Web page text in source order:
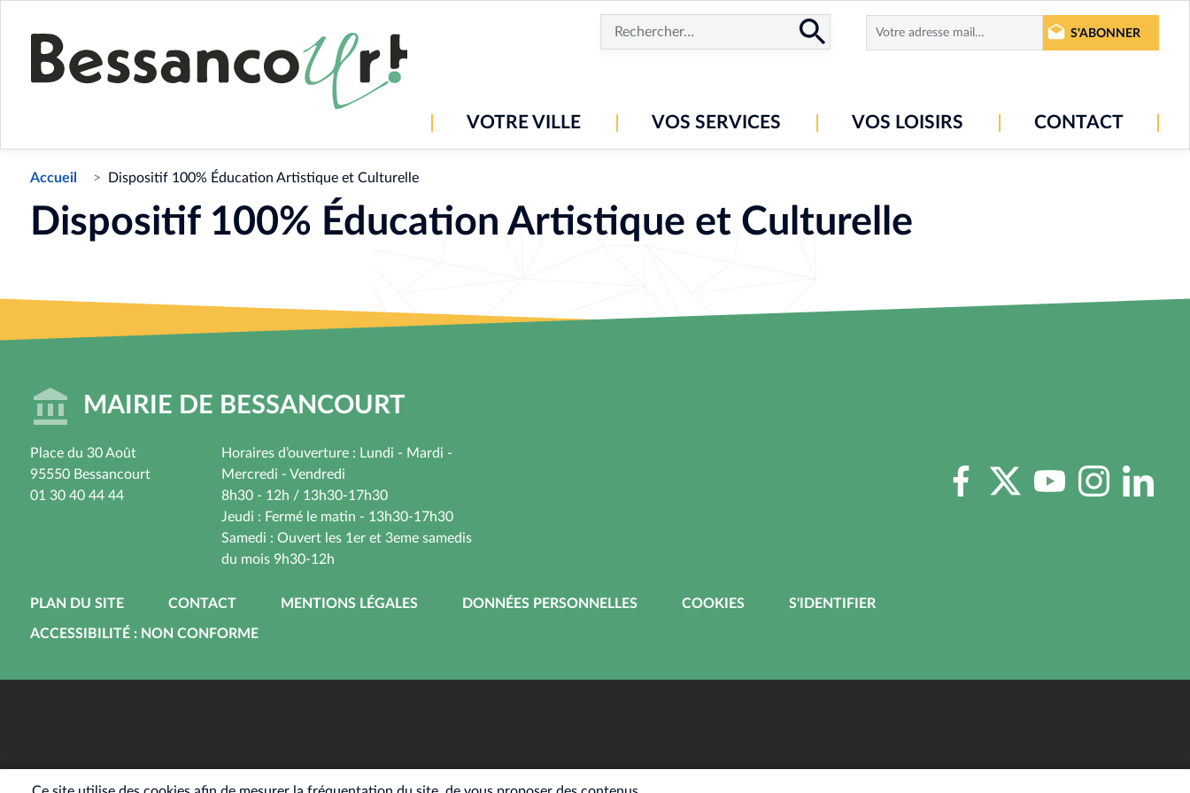
Aller
S'ABONNER
VOTRE VILLE VOS SERVICES VOS LOISIRS CONTACT
Accueil Dispositif 100% Éducation Artistique et Culturelle
Dispositif 100% Éducation Artistique et Culturelle
MAIRIE DE BESSANCOURT
Place du 30 Août
95550 Bessancourt
01 30 40 44 44
Horaires d’ouverture : Lundi - Mardi -
Mercredi - Vendredi
8h30 - 12h / 13h30-17h30
Jeudi : Fermé le matin - 13h30-17h30
Samedi : Ouvert les 1er et 3eme samedis
du mois 9h30-12h
RÉSEAUX
SOCIAUX
PIED
PAGE
PLAN DU SITE CONTACT MENTIONS LÉGALES DONNÉES PERSONNELLES COOKIES S'IDENTIFIER
ACCESSIBILITÉ : NON CONFORME